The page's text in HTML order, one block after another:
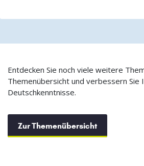
Entdecken Sie noch viele weitere
Themenübersicht und verbessern Sie
Deutschkenntnisse.
Zur Themenübersicht